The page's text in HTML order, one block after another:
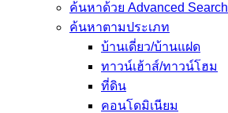
ค้นหาด้วย Advanced Search
ค้นหาตามประเภท
บ้านเดี่ยว/บ้านแฝด
ทาวน์เฮ้าส์/ทาวน์โฮม
ที่ดิน
คอนโดมิเนียม